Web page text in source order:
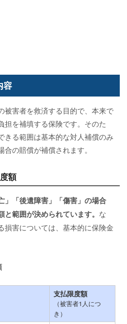
容
被害者を救済する目的で、本来で
担を補填する保険です。そのた
きる範囲は基本的な対人補償のみ
の賠償が補償されます。
額
」「後遺障害」「傷害」の場合
範囲が決められています。 な
損害については、基本的に保険金
支払限度額
（被害者1人につ
き）